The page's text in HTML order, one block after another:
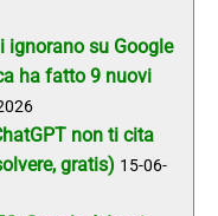
ignorano su Google
ha fatto 9 nuovi
non ti cita
gratis) 15-06-